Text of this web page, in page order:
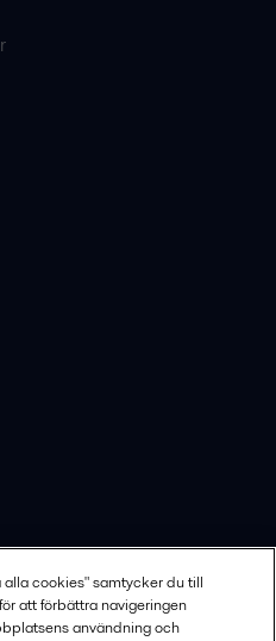
cookies" samtycker du till
att förbättra navigeringen
användning och